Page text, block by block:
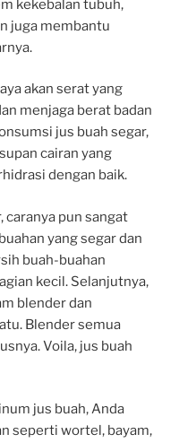
kekebalan tubuh,
juga membantu
akan serat yang
menjaga berat badan
jus buah segar,
cairan yang
dengan baik.
caranya pun sangat
yang segar dan
buah-buahan
kecil. Selanjutnya,
blender dan
Blender semua
Voila, jus buah
jus buah, Anda
seperti wortel, bayam,